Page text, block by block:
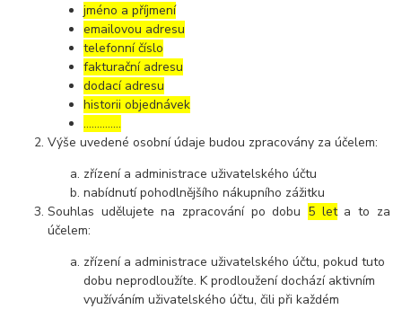
jméno a příjmení
emailovou adresu
telefonní číslo
fakturační adresu
dodací adresu
historii objednávek
…………..
Výše uvedené osobní údaje budou zpracovány za účelem:
zřízení a administrace uživatelského účtu
nabídnutí pohodlnějšího nákupního zážitku
Souhlas udělujete na zpracování po dobu 5 leta to za
účelem:
zřízení a administrace uživatelského účtu, pokud tuto
dobu neprodloužíte. K prodloužení dochází aktivním
využíváním uživatelského účtu, čili při každém